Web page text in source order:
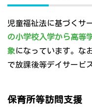
児童福祉法に基づくサ
の小学校入学から高等
象になっています。な
で放課後等デイサービ
保育所等訪問支援